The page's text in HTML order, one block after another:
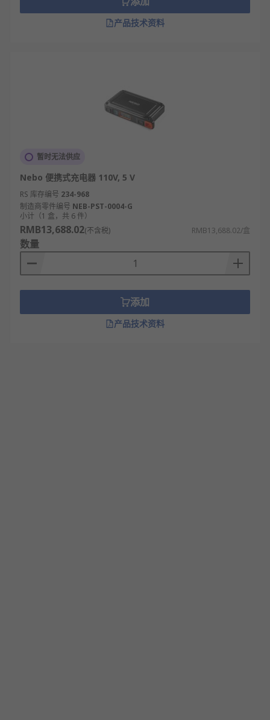
产品技术资料
暂时无法供应
Nebo 便携式充电器 110V, 5 V
RS 库存编号 234-968
制造商零件编号 NEB-PST-0004-G
小计（1 盒，共 6 件）
RMB13,688.02(不含税) RMB13,688.02/盒
数量
添加
产品技术资料